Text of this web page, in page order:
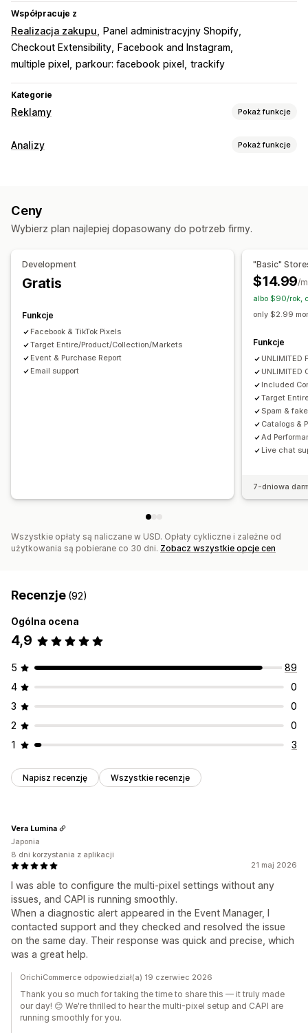
Współpracuje z
Realizacja zakupu
Panel administracyjny Shopify
Checkout Extensibility
Facebook and Instagram
multiple pixel
parkour: facebook pixel trackify
Kategorie
Reklamy Pokaż funkcje
Targetowanie
Zarządzanie kampanią
Zarządzanie sklepem
Śledzenie wydajności
Źródło ruchu
Analizy Pokaż funkcje
Marketing i sprzedaż
Analizy pulpitu
Niestandardowe raporty
Ceny
Wybierz plan najlepiej dopasowany do potrzeb firmy.
Development
Gratis
Funkcje
Facebook & TikTok Pixels
Target Entire/Product/Collection/Markets
Event & Purchase Report
Email support
"Basic"
$14.99/
albo $90/rok,
only $2.99
Funkcje
UNLIMITED
UNLIMITED
Included
Target
Spam &
Catalogs &
Ad
Live chat
7-dniowa
Wszystkie opłaty są naliczane w USD. Opłaty cykliczne i zależne od
użytkowania są pobierane co 30 dni. Zobacz wszystkie opcje cen
Recenzje (92)
Ogólna ocena
4,9
5
89
4
0
3
0
2
0
1
3
Napisz recenzję Wszystkie recenzje
21 maj 2026
I was able to configure the multi-pixel settings without any
issues, and CAPI is running smoothly.
When a diagnostic alert appeared in the Event Manager, I
contacted support and they checked and resolved the issue
on the same day. Their response was quick and precise, which
was a great help.
Vera Lumina
Japonia
8 dni korzystania z aplikacji
OrichiCommerce odpowiedział(a) 19 czerwiec 2026
Thank you so much for taking the time to share this — it truly made
our day! 😊 We're thrilled to hear the multi-pixel setup and CAPI are
running smoothly for you.